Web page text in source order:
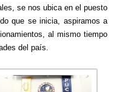
se nos ubica en el puesto
que se inicia, aspiramos a
al mismo tiempo
del país.